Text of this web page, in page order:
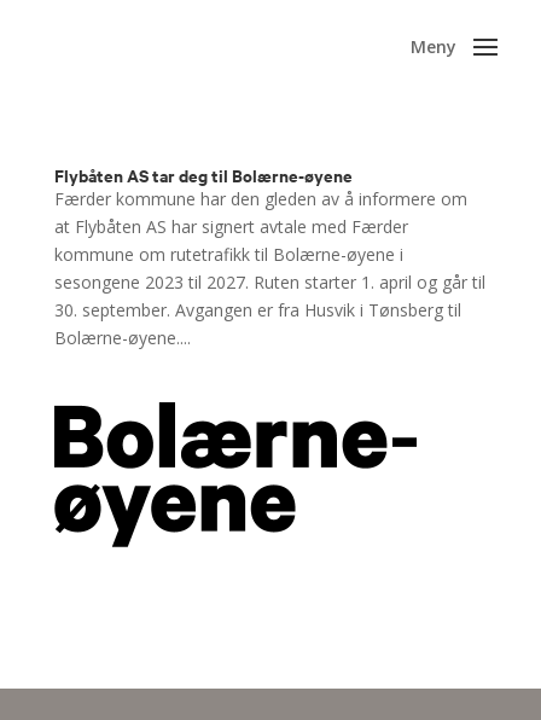
Flybåten AS tar deg til Bolærne-øyene
Færder kommune har den gleden av å informere om
at Flybåten AS har signert avtale med Færder
kommune om rutetrafikk til Bolærne-øyene i
sesongene 2023 til 2027. Ruten starter 1. april og går til
30. september. Avgangen er fra Husvik i Tønsberg til
Bolærne-øyene....